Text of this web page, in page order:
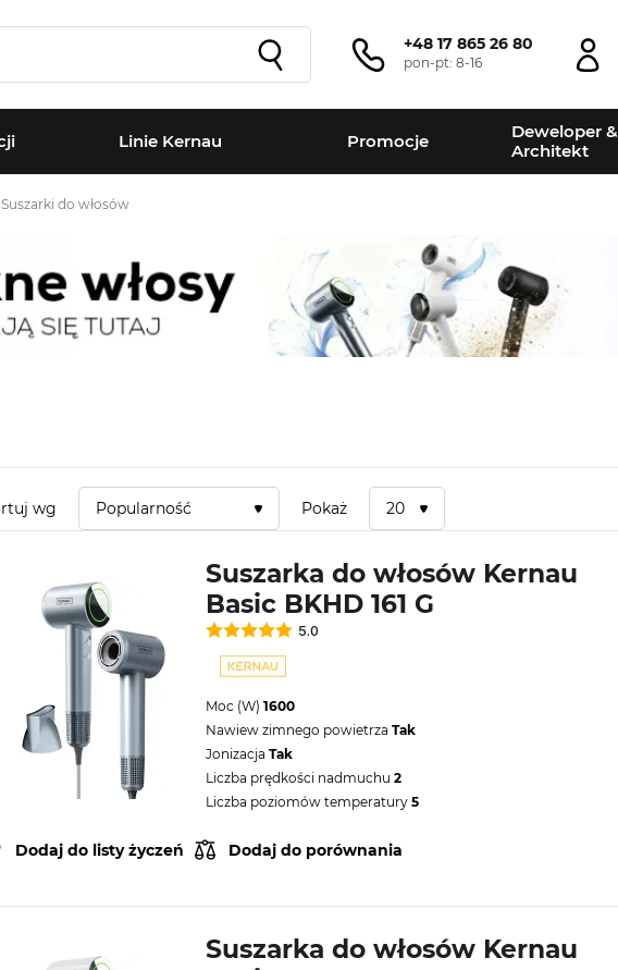
+48 17 865 26 80
pon-pt: 8-16
Linie Kernau Promocje
Deweloper &
Architekt
Suszarki do włosów
wg Popularność Pokaż 20
Suszarka do włosów Kernau
Basic BKHD 161 G
5.0
Moc (W) 1600
Nawiew zimnego powietrza Tak
Jonizacja Tak
Liczba prędkości nadmuchu 2
Liczba poziomów temperatury 5
Dodaj do listy życzeń Dodaj do porównania
Suszarka do włosów Kernau